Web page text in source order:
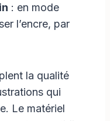
: en mode
l’encre, par
la qualité
qui
Le matériel